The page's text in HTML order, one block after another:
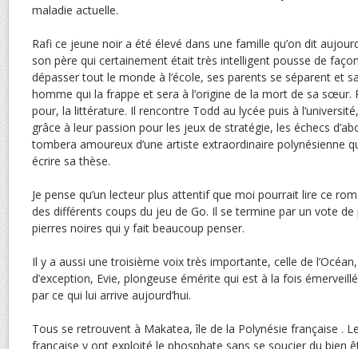
maladie actuelle.
Rafi ce jeune noir a été élevé dans une famille qu’on dit
son père qui certainement était très intelligent pousse de
dépasser tout le monde à l’école, ses parents se séparent et
homme qui la frappe et sera à l’origine de la mort de sa sœur.
pour, la littérature. Il rencontre Todd au lycée puis à
grâce à leur passion pour les jeux de stratégie, les échecs
tombera amoureux d’une artiste extraordinaire polynésienne
écrire sa thèse.
Je pense qu’un lecteur plus attentif que moi pourrait lire ce
des différents coups du jeu de Go. Il se termine par un vote
pierres noires qui y fait beaucoup penser.
Il y a aussi une troisième voix très importante, celle de
d’exception, Evie, plongeuse émérite qui est à la fois
par ce qui lui arrive aujourd’hui.
Tous se retrouvent à Makatea, île de la Polynésie française .
française y ont exploité le phosphate sans se soucier du bien